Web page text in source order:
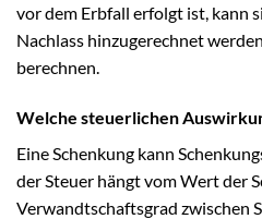
vor dem Erbfall erfolgt ist, kann
Nachlass hinzugerechnet
berechnen.
Welche steuerlichen
Eine Schenkung kann
der Steuer hängt vom Wert der
Verwandtschaftsgrad zwischen